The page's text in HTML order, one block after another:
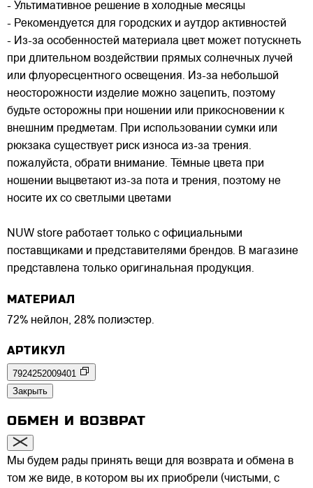
- Ультимативное решение в холодные месяцы
- Рекомендуется для городских и аутдор активностей
- Из-за особенностей материала цвет может потускнеть
при длительном воздействии прямых солнечных лучей
или флуоресцентного освещения. Из-за небольшой
неосторожности изделие можно зацепить, поэтому
будьте осторожны при ношении или прикосновении к
внешним предметам. При использовании сумки или
рюкзака существует риск износа из-за трения.
пожалуйста, обрати внимание. Тёмные цвета при
ношении выцветают из-за пота и трения, поэтому не
носите их со светлыми цветами
NUW store работает только с официальными
поставщиками и представителями брендов. В магазине
представлена только оригинальная продукция.
МАТЕРИАЛ
72% нейлон, 28% полиэстер.
АРТИКУЛ
7924252009401
Закрыть
ОБМЕН И ВОЗВРАТ
Мы будем рады принять вещи для возврата и обмена в
том же виде, в котором вы их приобрели (чистыми, с